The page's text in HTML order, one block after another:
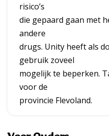
risico’s
die gepaard gaan met
andere
drugs. Unity heeft als
gebruik zoveel
mogelijk te beperken.
voor de
provincie Flevoland.